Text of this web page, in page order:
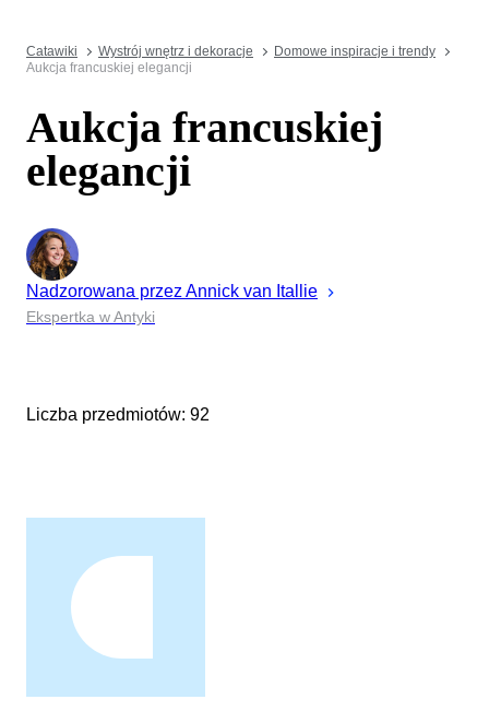
Catawiki Wystrój wnętrz i dekoracje
Domowe inspiracje i trendy
Aukcja francuskiej elegancji
Aukcja francuskiej
elegancji
Nadzorowana przez Annick van Itallie
Ekspertka w Antyki
Liczba przedmiotów: 92